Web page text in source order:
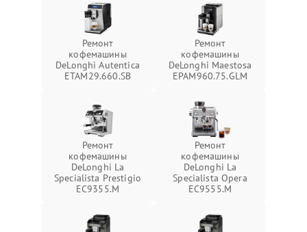
Ремонт
кофемашины
DeLonghi Autentica
ETAM29.660.SB
Ремонт
кофемашины
DeLonghi Maestosa
EPAM960.75.GLM
Ремонт
кофемашины
DeLonghi La
Specialista Prestigio
EC9355.M
Ремонт
кофемашины
DeLonghi La
Specialista Opera
EC9555.M